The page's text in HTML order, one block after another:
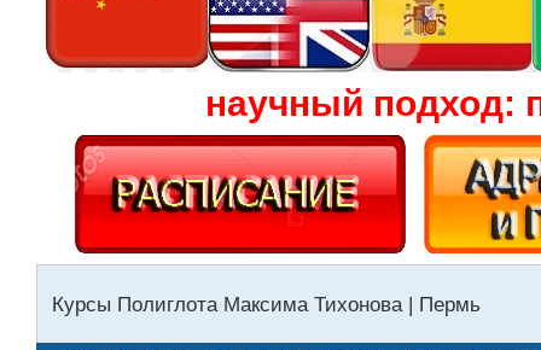
научный подход:
Курсы Полиглота Максима Тихонова | Пермь